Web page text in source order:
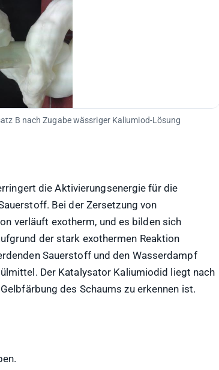
B nach Zugabe wässriger Kaliumiod-Lösung
die Aktivierungsenergie für die
Bei der Zersetzung von
verläuft exotherm, und es bilden sich
der stark exothermen Reaktion
Sauerstoff und den Wasserdampf
Der Katalysator Kaliumiodid liegt nach
des Schaums zu erkennen ist.